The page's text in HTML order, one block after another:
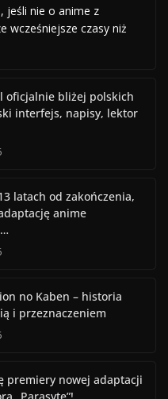
jeśli nie o anime z
wcześniejsze czasy niż
oficjalnie bliżej polskich
interfejs, napisy, lektor
latach od zakończenia,
anime
no Kaben – historia
i przeznaczeniem
premiery nowej adaptacji